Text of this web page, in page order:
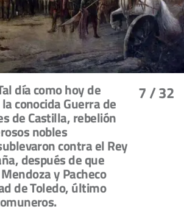
7/ 32
día como hoy de
conocida Guerra de
de Castilla, rebelión
nobles
contra el Rey
después de que
y Pacheco
de Toledo, último